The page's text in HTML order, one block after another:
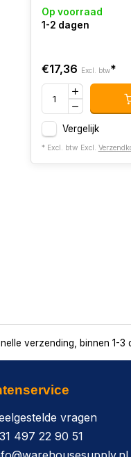
Op voorraad
1-2 dagen
€17,36 Excl. btw*
Vergelijk
* Excl. btw Excl.
verzending, binnen 1-3
vragen
497 22 90 51